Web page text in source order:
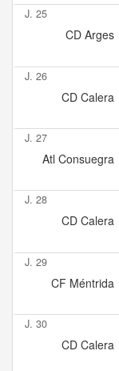
J. 25
CD Arges
J. 26
CD Calera
J. 27
Atl Consuegra
J. 28
CD Calera
J. 29
CF Méntrida
J. 30
CD Calera